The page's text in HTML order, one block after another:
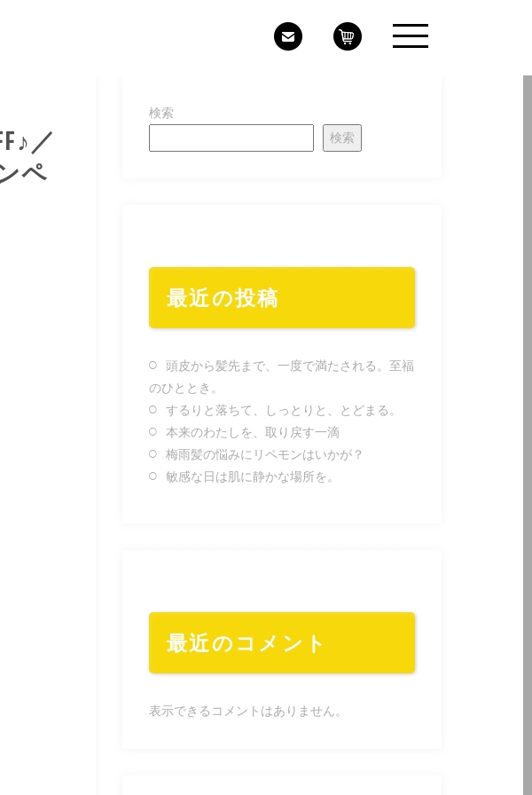
／
ペ
検索
検索
最近の投稿
頭皮から髪先まで、一度で満たされる。至福
のひととき。
するりと落ちて、しっとりと、とどまる。
本来のわたしを、取り戻す一滴
梅雨髪の悩みにリペモンはいかが？
敏感な日は肌に静かな場所を。
最近のコメント
表示できるコメントはありません。